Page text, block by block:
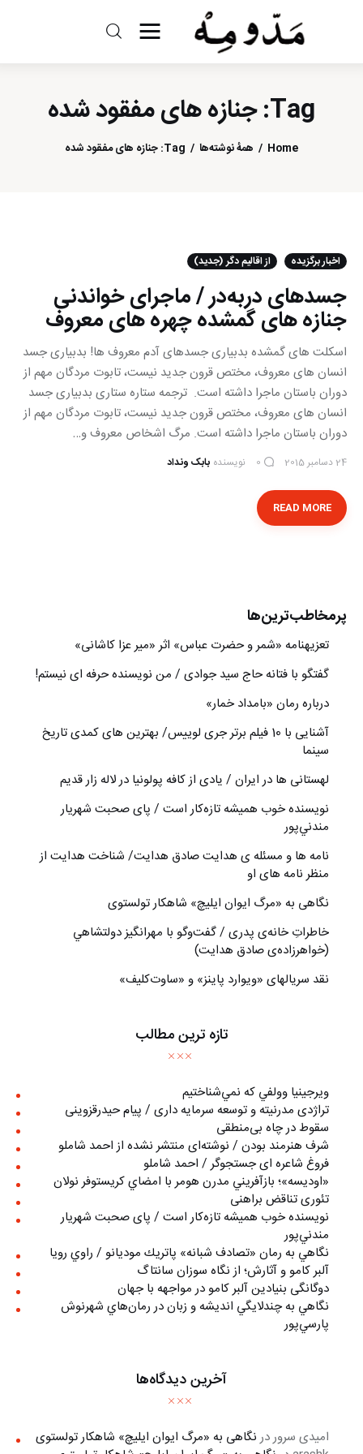
Tag: جنازه های مفقود شده
Home همهٔ نوشته‌ها Tag: جنازه های مفقود شده
مد و مه
ادبیات
سینما
درباره مااخبار برگزیده از اقالیم دگر (جدید)
جسدهای دربه‌در / ماجرای خواندنی
جنازه های گمشده چهره های معروف
اسکلت های گمشده بدبیاری جسدهای آدم معروف ها! بدبیاری جسد
انسان های معروف، مختص قرون جدید نیست، تابوت مردگان مهم از
دوران باستان ماجرا داشته است. ترجمه ستاره ستاری بدبیاری جسد
انسان های معروف، مختص قرون جدید نیست، تابوت مردگان مهم از
دوران باستان ماجرا داشته است. مرگ اشخاص معروف و…
24 دسامبر 2015 0 نویسنده بابک ونداد
READ MORE
پرمخاطب‌ترین‌ها
تعزیه‎نامه‏ «شمر و حضرت عباس» اثر «میر عزا کاشانی»
گفتگو با فتانه حاج سید جوادی / من نویسنده حرفه ای نیستم!
درباره رمان «بامداد خمار»
آشنایی با 10 فیلم برتر جری لوییس/ بهترین های کمدی تاریخ
سینما
لهستانی ها در ایران / یادی از کافه پولونیا در لاله زار قدیم
نويسنده خوب هميشه تازه‌كار است / پای صحبت شهريار
مندني‌پور
نامه ها و مسئله ی هدایت صادق هدایت/ شناخت هدایت از
منظر نامه های او
نگاهی به «مرگ ايوان ايليچ» شاهکار تولستوی
خاطراتِ خانه‌ی پدری / گفت‌وگو با مهرانگيز دولتشاهي
(خواهرزاده‌ی صادق هدايت)
نقد سریالهای «ویوارد پاینز» و «ساوت‌کلیف»
تازه ترین مطالب
ويرجينيا وولفي كه نمي‌شناختيم
تراژدی مدرنیته و توسعه سرمایه داری / پیام حیدرقزوینی
سقوط در چاه بی‌منطقی
شرف هنرمند بودن / نوشته‌ای منتشر نشده از احمد شاملو
فروغ شاعره ای جستجوگر / احمد شاملو
«اوديسه»؛ بازآفريني مدرن هومر با امضاي كريستوفر نولان
تئوری تناقض براهنی
نويسنده خوب هميشه تازه‌كار است / پای صحبت شهريار
مندني‌پور
نگاهي به رمان «تصادف شبانه» پاتريك موديانو / راوي رويا
آلبر کامو و آثارش؛ از نگاه سوزان سانتاگ
دوگانگی بنیادین آلبر کامو در مواجهه با جهان
نگاهي به چندلايگي انديشه و زبان در رمان‌هاي شهرنوش
پارسي‌پور
آخرین دیدگاه‌ها
امیدی سروردرنگاهی به «مرگ ايوان ايليچ» شاهکار تولستوی